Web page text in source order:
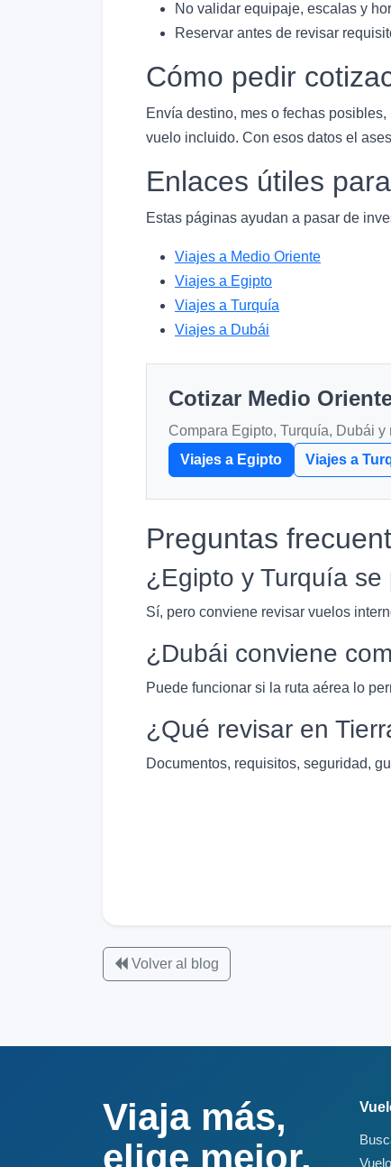
No validar equipaje, escalas y
Reservar antes de revisar
Cómo pedir
Envía destino, mes o fechas
vuelo incluido. Con esos datos el
Enlaces útiles
Estas páginas ayudan a pasar de
Viajes a Medio Oriente
Viajes a Egipto
Viajes a Turquía
Viajes a Dubái
Cotizar Medio
Compara Egipto, Turquía, Dubái
Viajes a Egipto
Viajes a
Preguntas
¿Egipto y Turquía
Sí, pero conviene revisar vuelos
¿Dubái conviene
Puede funcionar si la ruta aérea lo
¿Qué revisar en
Documentos, requisitos, seguridad,
Volver al blog
Viaja más,
elige mejor.